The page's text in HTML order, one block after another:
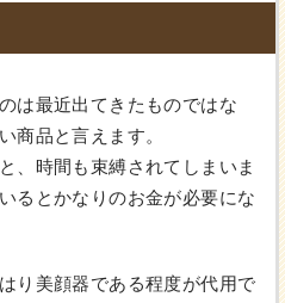
は最近出てきたものではな
商品と言えます。
、時間も束縛されてしまいま
るとかなりのお金が必要にな
り美顔器である程度が代用で